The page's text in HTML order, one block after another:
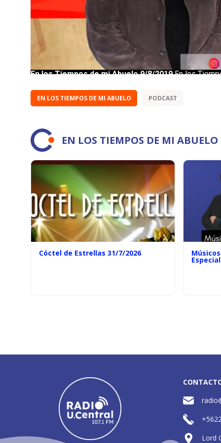
EN LOS TIEMPOS DE MI ABUELO PODCAST
EN LOS TIEMPOS DE MI
Cóctel de Estrellas 31/7/2026
Lord